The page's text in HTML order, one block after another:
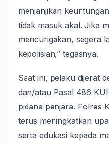
menjanjikan
tidak masuk akal. Jika
mencurigakan, segera
kepolisian,” tegasnya.
Saat ini, pelaku dijerat
dan/atau Pasal 486
pidana penjara. Polres
terus meningkatkan
serta edukasi kepada